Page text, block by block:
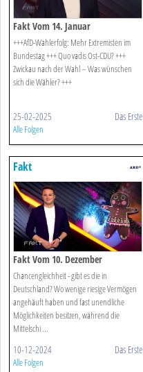
Fakt Vom 14. Januar
+++AfD-Wahlerfolg: Mehr Extremisten im
Bundestag +++ Quo vadis Ost-CDU? +++
Zwickau nach der Wahl – Was wünschen
sich die Wähler? +++
25-02-2025 Das Erste
Alle Folgen
Fakt
Fakt Vom 10. Dezember
Chancengleichheit - gibt es die in
Deutschland? Wo wenige riesige Vermögen
angehäuft haben und fast unendliche
Möglichkeiten besitzen, während die
Mittelschi ...
10-12-2024 Das Erste
Alle Folgen